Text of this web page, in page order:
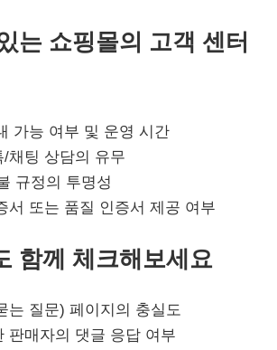
는 쇼핑몰의 고객 센터
가능 여부 및 운영 시간
/채팅 상담의 유무
규정의 투명성
서 또는 품질 인증서 제공 여부
함께 체크해보세요
는 질문) 페이지의 충실도
판매자의 댓글 응답 여부